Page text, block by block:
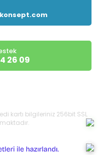
26 09
kartı bilgileriniz 256bit SSL
e-